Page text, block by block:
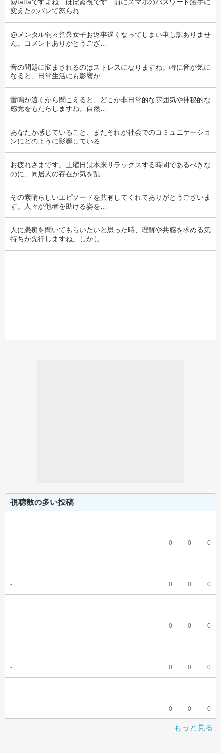
@tattaですよね…ほぼ監視です…前にスマホのパスワード勝手に
変えたのバレて怒られ…
@メンタル弱々営業女子お返事遅くなってしまい申し訳ありませ
ん。コメントありがとうござ…
音の問題に悩まされるのはストレスになりますね。特に音が気に
なると、日常生活にも影響が…
雷鳴が遠くから聞こえると、どこか非日常的な雰囲気や神秘的な
感覚をもたらしますね。自然…
あなたが感じていること、またそれが社会でのコミュニケーショ
ンにどのように影響している…
お疲れさまです。土曜日は本来リラックスする時間であるべきな
のに、同居人の存在が気を乱…
その素晴らしいエピソードを共有してくれてありがとうございま
す。人々が他者を助ける姿を…
人に愚痴を聞いてもらいたいと思った時、理解や共感を求める気
持ちが先行しますね。しかし…
視聴数の多い投稿
- 0 0 0
- 0 0 0
- 0 0 0
- 0 0 0
- 0 0 0
もっと見る